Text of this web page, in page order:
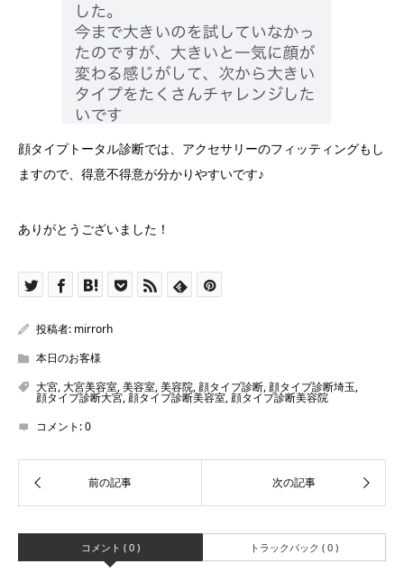
顔タイプトータル診断では、アクセサリーのフィッティングもし
ますので、得意不得意が分かりやすいです♪
ありがとうございました！
投稿者: mirrorh
本日のお客様
大宮,大宮美容室,美容室,美容院, 顔タイプ診断, 顔タイプ診断埼玉,
顔タイプ診断大宮, 顔タイプ診断美容室, 顔タイプ診断美容院
コメント:0
コメント ( 0 ) トラックバック ( 0 )